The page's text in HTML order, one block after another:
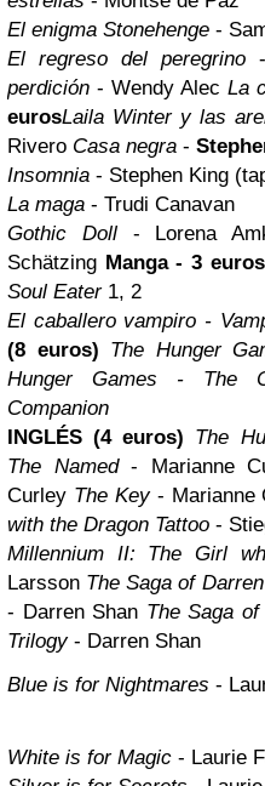
El enigma Stonehenge -
El regreso del peregrino
perdición - Wendy Alec La
eurosLaila Winter y las
Rivero Casa negra -
Insomnia - Stephen King
La maga - Trudi Canavan
Gothic Doll- Lorena
Schätzing Manga - 3
Soul Eater1, 2
El caballero vampiro -
(8 euros) The Hunger
Hunger Games - The
Companion
INGLÉS (4 euros) The
The Named - Marianne
Curley The Key - Marianne
with the Dragon Tattoo -
Millennium II: The Girl
Larsson The Saga of
- Darren Shan The Saga
Trilogy- Darren Shan
Blue is for Nightmares -
White is for Magic - Laurie